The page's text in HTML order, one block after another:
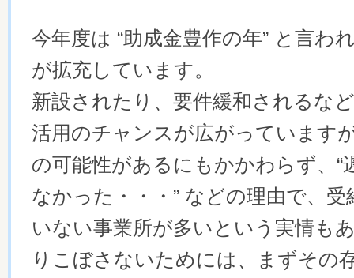
今年度は “助成金豊作の年” と言わ
が拡充しています。
新設されたり、要件緩和されるな
活用のチャンスが広がっています
の可能性があるにもかかわらず、“
なかった・・・” などの理由で、受
いない事業所が多いという実情も
りこぼさないためには、まずその